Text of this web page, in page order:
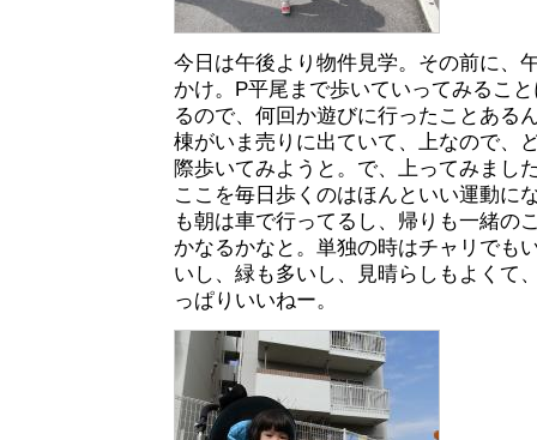
今日は午後より物件見学。その前に、
かけ。P平尾まで歩いていってみるこ
るので、何回か遊びに行ったことある
棟がいま売りに出ていて、上なので、
際歩いてみようと。で、上ってみまし
ここを毎日歩くのはほんといい運動に
も朝は車で行ってるし、帰りも一緒の
かなるかなと。単独の時はチャリでも
いし、緑も多いし、見晴らしもよくて
っぱりいいねー。